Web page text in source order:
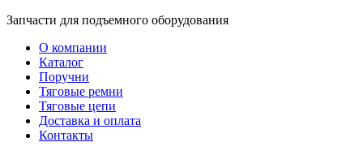
Перейти
содержимому
Запчасти для подъемного оборудования
О компании
Каталог
Поручни
Тяговые ремни
Тяговые цепи
Доставка и оплата
Контакты